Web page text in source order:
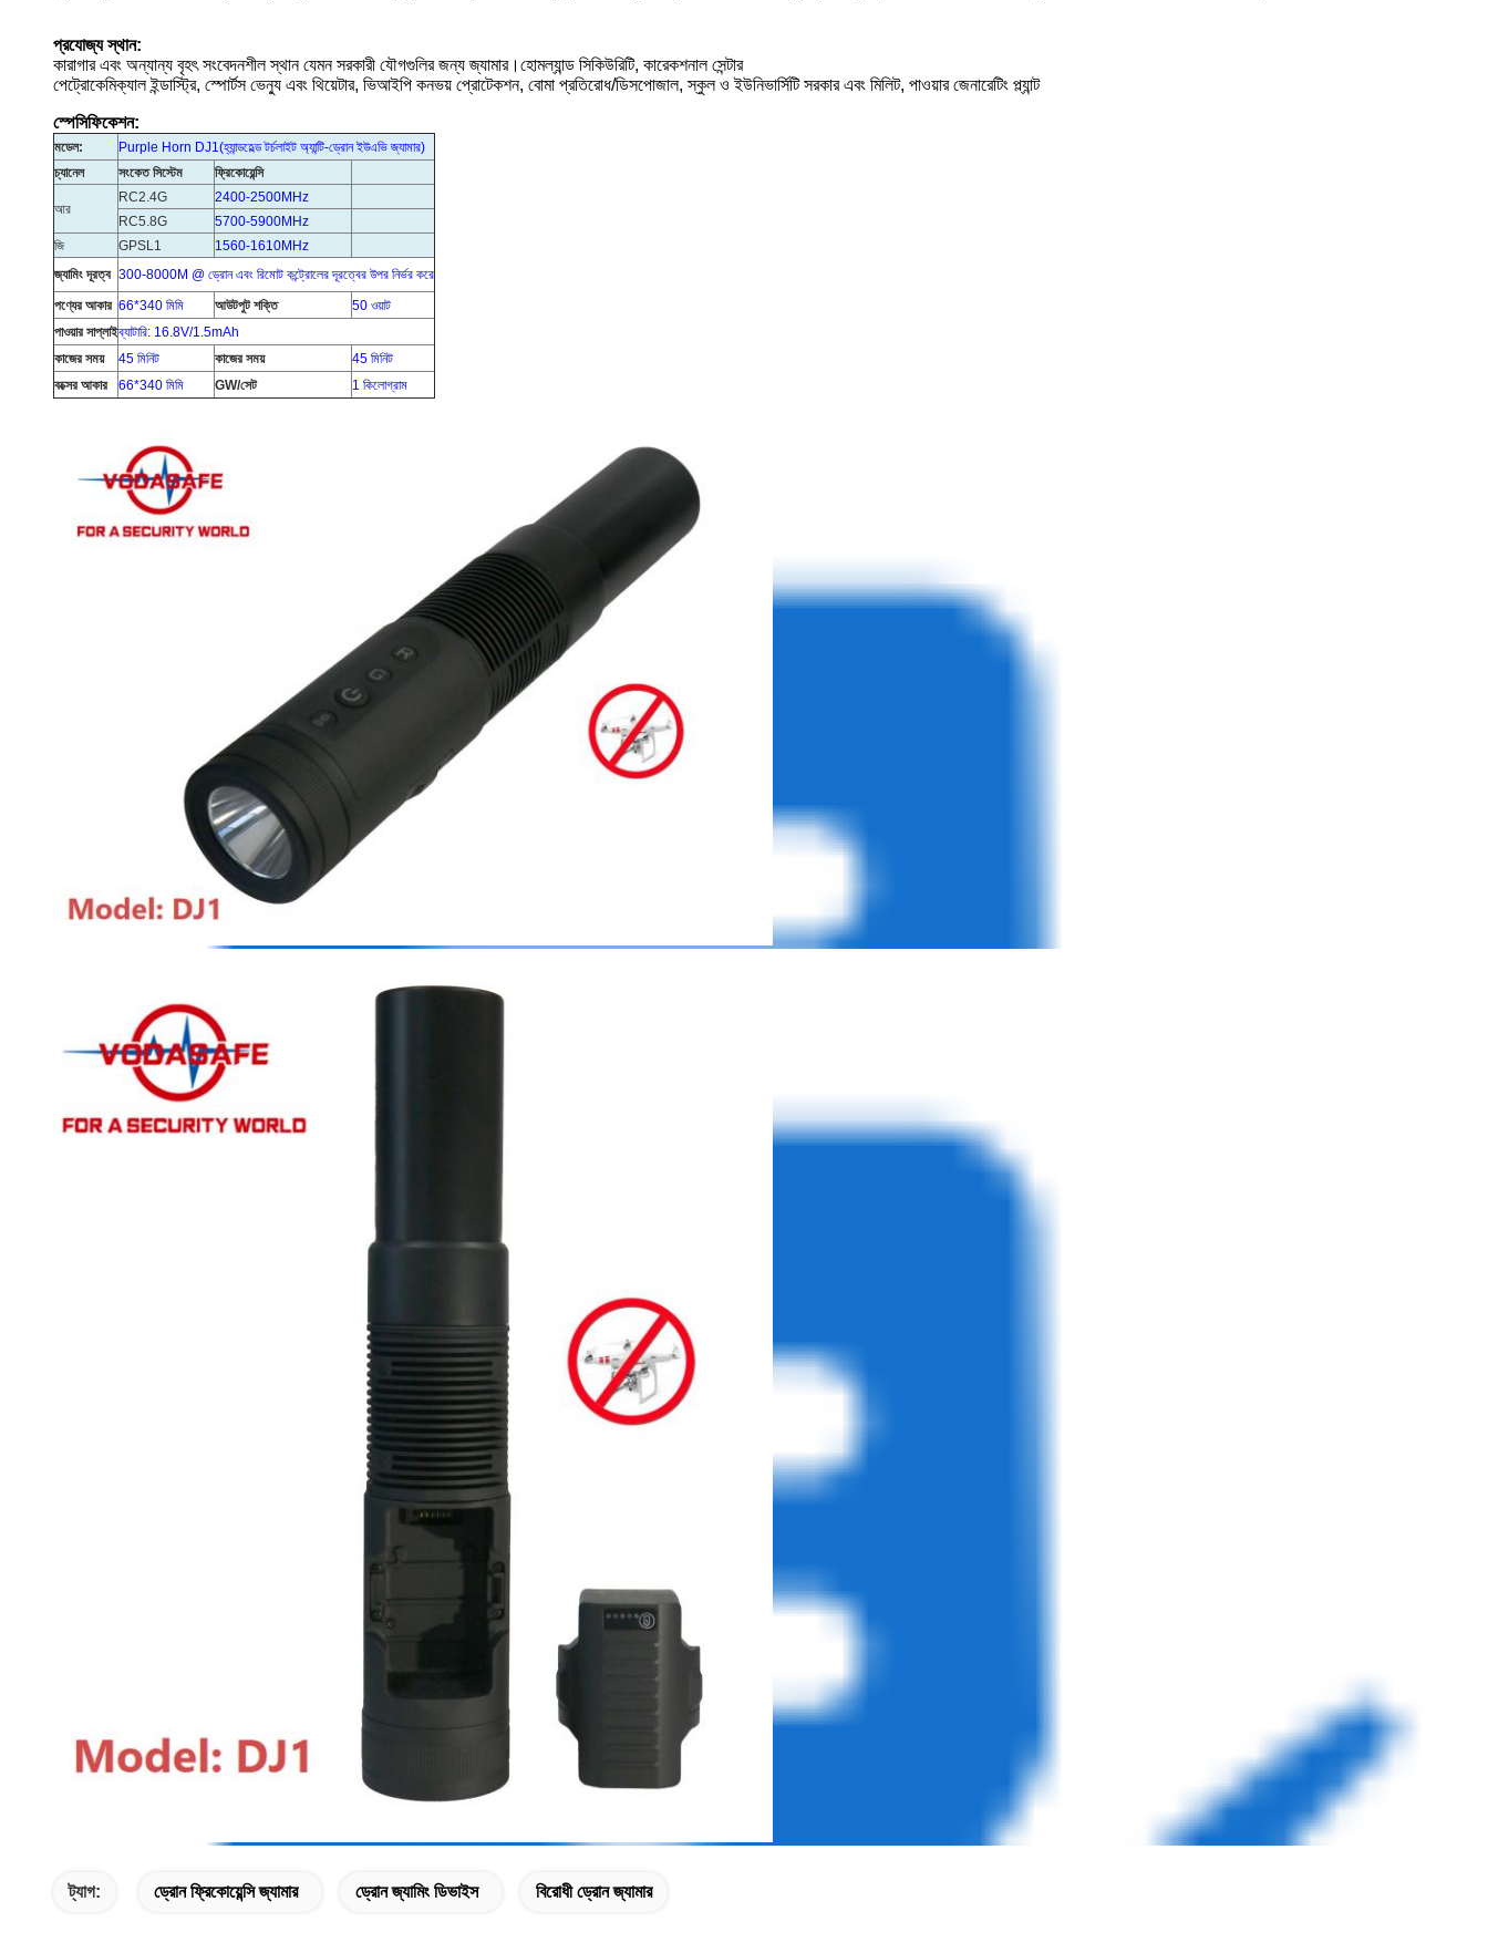
প্রযোজ্য স্থান:
কারাগার এবং অন্যান্য বৃহৎ সংবেদনশীল স্থান যেমন সরকারী যৌগগুলির জন্য জ্যামার।হোমল্যান্ড সিকিউরিটি, কারেকশনাল সেন্টার
পেট্রোকেমিক্যাল ইন্ডাস্ট্রি, স্পোর্টস ভেন্যু এবং থিয়েটার, ভিআইপি কনভয় প্রোটেকশন, বোমা প্রতিরোধ/ডিসপোজাল, স্কুল ও ইউনিভার্সিটি সরকার এবং মিলিট, পাওয়ার জেনারেটিং প্ল্যান্ট
স্পেসিফিকেশন:
মডেল: Purple Horn DJ1(হ্যান্ডহেল্ড টর্চলাইট অ্যান্টি-ড্রোন ইউএভি জ্যামার)
চ্যানেল
সংকেত সিস্টেম ফ্রিকোয়েন্সি
আর
RC2.4G
2400-2500MHz
RC5.8G
5700-5900MHz
জি
GPSL1
1560-1610MHz
জ্যামিং দূরত্ব 300-8000M @ ড্রোন এবং রিমোট কন্ট্রোলের দূরত্বের উপর নির্ভর করে
পণ্যের আকার 66*340 মিমি আউটপুট শক্তি
50 ওয়াট
পাওয়ার সাপ্লাইব্যাটারি: 16.8V/1.5mAh
কাজের সময়
45 মিনিট কাজের সময়
45 মিনিট
বক্সের আকার
66*340 মিমি GW/সেট 1 কিলোগ্রাম
ট্যাগ: ড্রোন ফ্রিকোয়েন্সি জ্যামার ড্রোন জ্যামিং ডিভাইস বিরোধী ড্রোন জ্যামার